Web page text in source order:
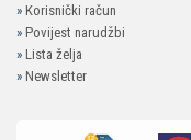
» Korisnički račun
» Povijest narudžbi
» Lista želja
» Newsletter